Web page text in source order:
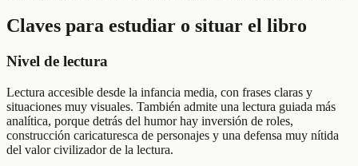
Claves para estudiar o situar el libro
Nivel de lectura
Lectura accesible desde la infancia media, con frases claras y
situaciones muy visuales. También admite una lectura guiada más
analítica, porque detrás del humor hay inversión de roles,
construcción caricaturesca de personajes y una defensa muy nítida
del valor civilizador de la lectura.